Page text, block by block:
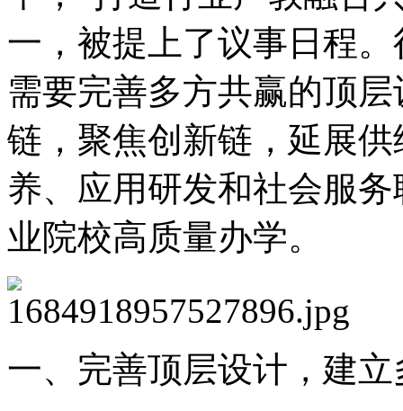
一，被提上了议事日程
需要完善多方共赢的顶
链，聚焦创新链，延展
养、应用研发和社会服
业院校高质量办学。
一、完善顶层设计，建